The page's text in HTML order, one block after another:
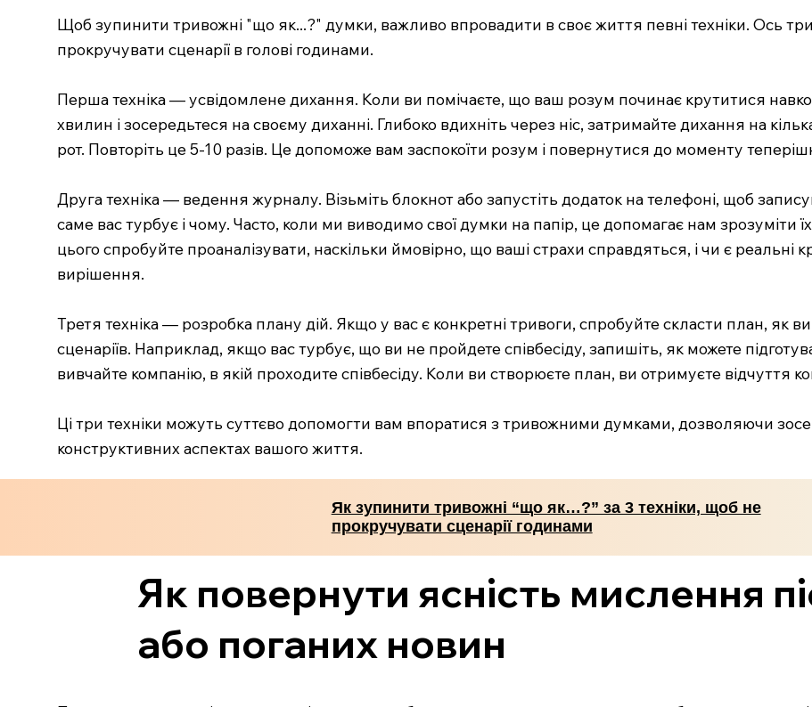
Щоб зупинити тривожні "що як...?" думки, важливо впровадити в своє життя певні техніки. Ось
прокручувати сценарії в голові годинами.
Перша техніка — усвідомлене дихання. Коли ви помічаєте, що ваш розум починає крутитися
хвилин і зосередьтеся на своєму диханні. Глибоко вдихніть через ніс, затримайте дихання на
рот. Повторіть це 5-10 разів. Це допоможе вам заспокоїти розум і повернутися до моменту
Друга техніка — ведення журналу. Візьміть блокнот або запустіть додаток на телефоні, щоб
саме вас турбує і чому. Часто, коли ми виводимо свої думки на папір, це допомагає нам зрозуміти
цього спробуйте проаналізувати, наскільки ймовірно, що ваші страхи справдяться, і чи є реальні
вирішення.
Третя техніка — розробка плану дій. Якщо у вас є конкретні тривоги, спробуйте скласти план, як
сценаріїв. Наприклад, якщо вас турбує, що ви не пройдете співбесіду, запишіть, як можете
вивчайте компанію, в якій проходите співбесіду. Коли ви створюєте план, ви отримуєте
Ці три техніки можуть суттєво допомогти вам впоратися з тривожними думками, дозволяючи
конструктивних аспектах вашого життя.
Як зупинити тривожні “що як…?” за 3 техніки, щоб не
прокручувати сценарії годинами
Як повернути ясність мислення
або поганих новин